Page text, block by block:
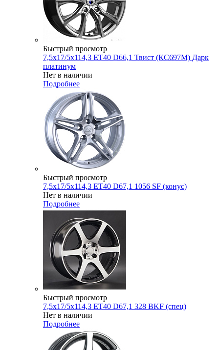
Быстрый просмотр
7,5x17/5x114,3 ET40 D66,1 Твист (КС697М) Дарк
платинум
Нет в наличии
Подробнее
Быстрый просмотр
7,5x17/5x114,3 ET40 D67,1 1056 SF (конус)
Нет в наличии
Подробнее
Быстрый просмотр
7,5x17/5x114,3 ET40 D67,1 328 BKF (спец)
Нет в наличии
Подробнее